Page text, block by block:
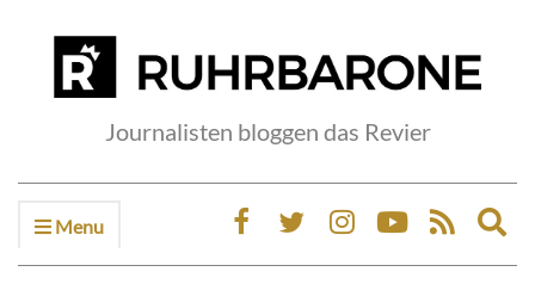
Journalisten bloggen das Revier
Menu